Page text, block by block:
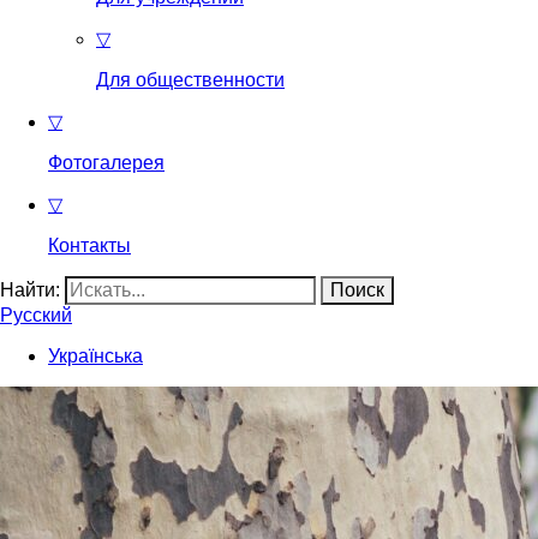
▽
Для общественности
▽
Фотогалерея
▽
Контакты
Найти:
Русский
Українська